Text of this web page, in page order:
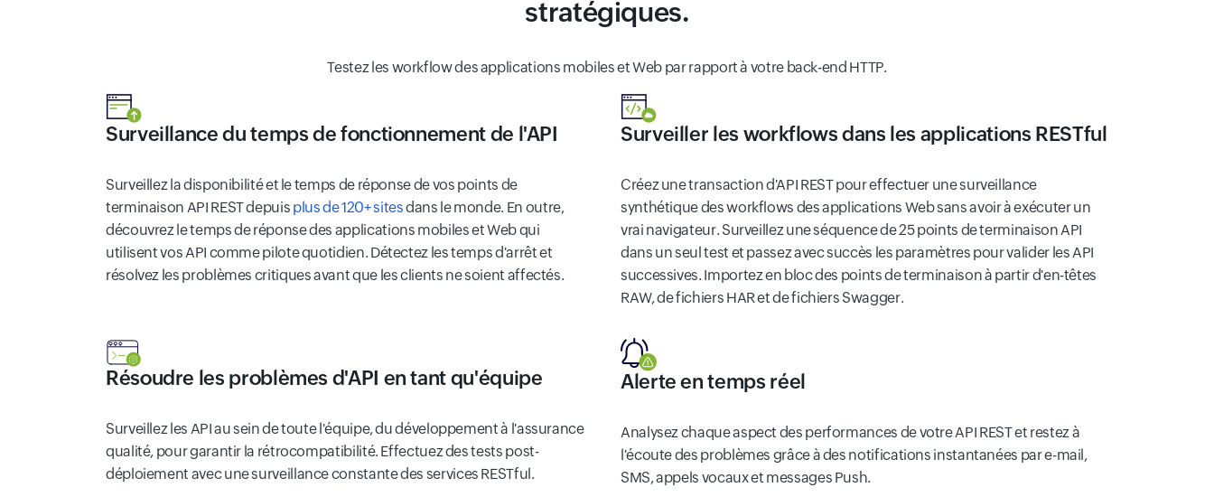
stratégiques.
Testez les workflow des applications mobiles et Web par rapport à votre back-end HTTP.
Surveillance du temps de fonctionnement de l'API
Surveillez la disponibilité et le temps de réponse de vos points de
terminaison API REST depuis plus de 120+ sitesdans le monde. En outre,
découvrez le temps de réponse des applications mobiles et Web qui
utilisent vos API comme pilote quotidien. Détectez les temps d'arrêt et
résolvez les problèmes critiques avant que les clients ne soient affectés.
Surveiller les workflows dans les applications RESTful
Créez une transaction d'API REST pour effectuer une surveillance
synthétique des workflows des applications Web sans avoir à exécuter un
vrai navigateur. Surveillez une séquence de 25 points de terminaison API
dans un seul test et passez avec succès les paramètres pour valider les API
successives. Importez en bloc des points de terminaison à partir d'en-têtes
RAW, de fichiers HAR et de fichiers Swagger.
Résoudre les problèmes d'API en tant qu'équipe
Surveillez les API au sein de toute l'équipe, du développement à l'assurance
qualité, pour garantir la rétrocompatibilité. Effectuez des tests post-
déploiement avec une surveillance constante des services RESTful.
Alerte en temps réel
Analysez chaque aspect des performances de votre API REST et restez à
l'écoute des problèmes grâce à des notifications instantanées par e-mail,
SMS, appels vocaux et messages Push.